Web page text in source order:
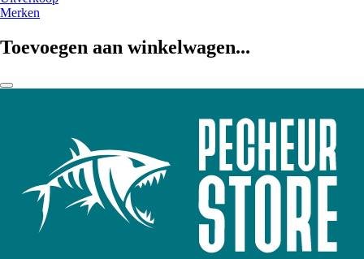
Merken
Toevoegen aan winkelwagen...